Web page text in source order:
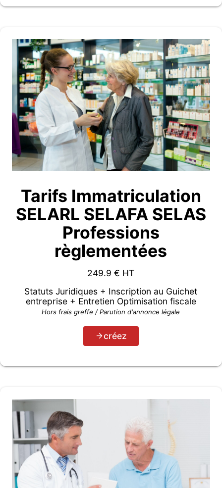
Tarifs Immatriculation
SELARL SELAFA SELAS
Professions
règlementées
249.9 € HT
Statuts Juridiques + Inscription au Guichet
entreprise + Entretien Optimisation fiscale
Hors frais greffe / Parution d'annonce légale
créez